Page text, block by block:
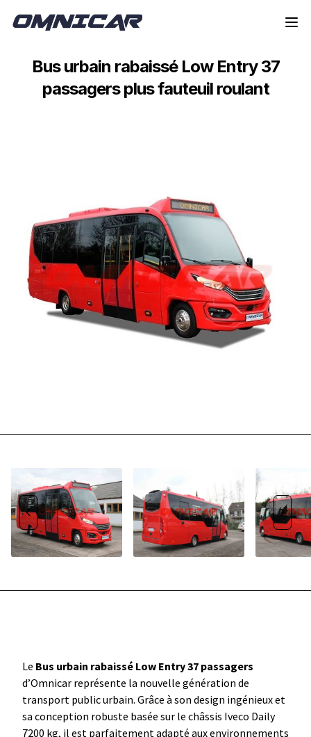
Bus urbain rabaissé Low Entry 37
passagers plus fauteuil roulant
Le Bus urbain rabaissé Low Entry 37 passagers
d’Omnicar représente la nouvelle génération de
transport public urbain. Grâce à son design ingénieux et
sa conception robuste basée sur le châssis Iveco Daily
7200 kg, il est parfaitement adapté aux environnements